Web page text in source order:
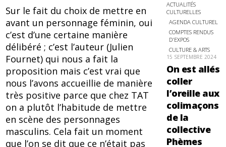
Sur le fait du choix de mettre en
avant un personnage féminin, oui
c’est d’une certaine manière
délibéré ; c’est l’auteur (Julien
Fournet) qui nous a fait la
proposition mais c’est vrai que
nous l’avons accueillie de manière
très positive parce que chez TAT
on a plutôt l’habitude de mettre
en scène des personnages
masculins. Cela fait un moment
que l’on se dit que ce n’était pas
ACTUALITÉS
CULTURELLES
AGENDA CULTUREL
COMPTES RENDUS
D'EXPOS
CULTURE & ARTS
15 SEPTEMBRE 2024
On est allés
coller
l’oreille aux
colimaçons
de la
collective
Phèmes